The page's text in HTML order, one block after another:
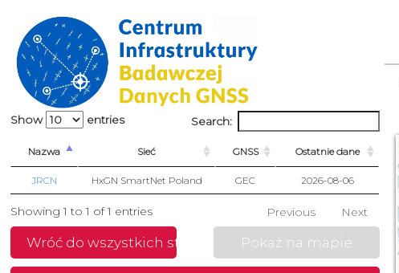
Show entries Search:
Nazwa Sieć GNSS Ostatnie dane
JRCN HxGN SmartNet Poland GEC 2026-08-06
Showing 1 to 1 of 1 entries Previous Next
Wróć do wszystkich stacji Pokaż na mapie